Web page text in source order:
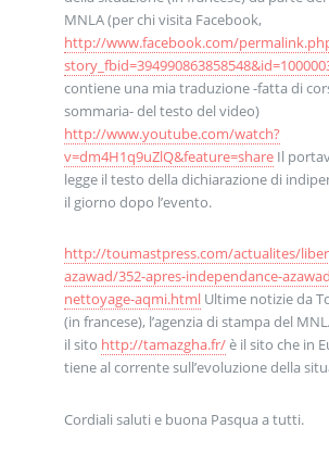
MNLA (per chi visita Facebook,
http://www.facebook.com/
contiene una mia traduzione -fatta di
sommaria- del testo del video)
http://www.youtube.com/watch?
v=dm4H1q9uZlQ&feature=shareIl
legge il testo della dichiarazione di
il giorno dopo l’evento.
http://toumastpress.com/actualites/
azawad/352-apres-independance-
nettoyage-aqmi.htmlUltime notizie da
(in francese), l’agenzia di stampa del
il sito http://tamazgha.fr/è il sito che in
tiene al corrente sull’evoluzione della
Cordiali saluti e buona Pasqua a tutti.